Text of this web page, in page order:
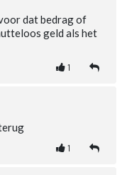
dat bedrag of
geld als het
1
1